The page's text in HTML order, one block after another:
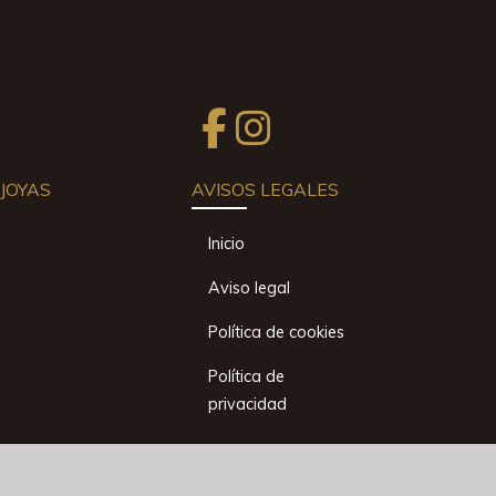
AVISOS LEGALES
Inicio
Aviso legal
Política de cookies
Política de
privacidad